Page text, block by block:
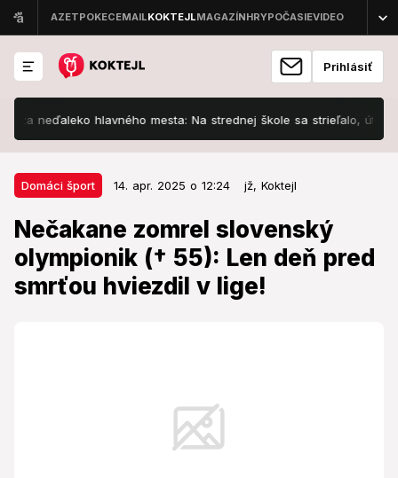
Prihlásiť
neďaleko hlavného mesta: Na strednej škole sa strieľalo,
Domáci šport 14. apr. 2025 o 12:24 jž, Koktejl
Nečakane zomrel slovenský
olympionik († 55): Len deň pred
smrťou hviezdil v lige!
Domáci šport 14. apr. 2025 o 12:24
Nečakane zomrel slovenský
olympionik († 55): Len deň pred
smrťou hviezdil v lige!